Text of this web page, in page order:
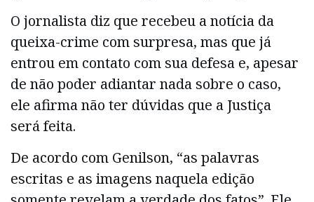
O jornalista diz que recebeu a notícia da
queixa-crime com surpresa, mas que já
entrou em contato com sua defesa e, apesar
de não poder adiantar nada sobre o caso,
ele afirma não ter dúvidas que a Justiça
será feita.
De acordo com Genilson, “as palavras
escritas e as imagens naquela edição